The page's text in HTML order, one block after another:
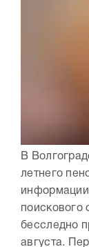
В
летнего
информации
поискового
бесследно
августа.